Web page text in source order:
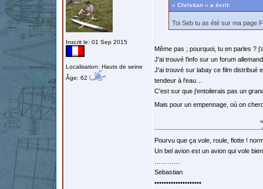
Inscrit le: 01 Sep 2015
Localisation: Hauts de seine
Âge: 62
« Christian » a écrit:
Toi Seb tu as été sur ma page
Même pas ; pourquoi, tu en parles ?
J'ai trouvé l'info sur un forum
J'ai trouvé sur labay ce film distribué
tendeur à l'eau…
C'est sur que j'entoilerais pas un
Mais pour un empennage, où on
Pourvu que ça vole, roule, flotte !
Un bel avion est un avion qui vole
Sebastian
••••••••••••••••••••